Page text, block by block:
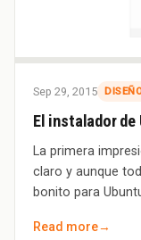
Sep 29, 2015
El instalador
La primera
claro y aunque
bonito para
Read more→